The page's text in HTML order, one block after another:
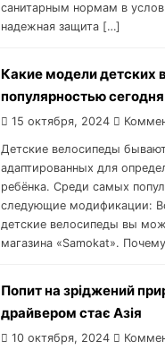
санитарным нормам в
надежная защита […]
Какие модели детских
популярностью
15 октября, 2024
Детские велосипеды
адаптированных для
ребёнка. Среди самых
следующие модификации:
детские велосипеды вы
магазина «Samokat».
Попит на зріджений
драйвером стає Азія
10 октября, 2024